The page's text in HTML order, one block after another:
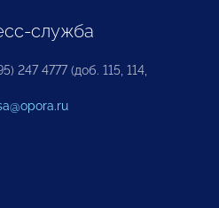
служба
247 4777 (доб. 115, 114,